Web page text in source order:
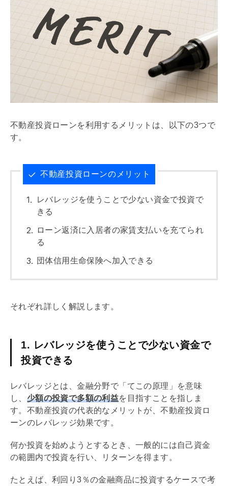
不動産投資ローンを利用するメリットは、以下の3つで
す。
不動産投資ローンのメリット
レバレッジを使うことで少ない資金で投資で
きる
ローン返済に入居者の家賃支払いを充てられ
る
団体信用生命保険へ加入できる
それぞれ詳しく解説します。
1. レバレッジを使うことで少ない資金で
投資できる
レバレッジとは、金融分野で「てこの原理」を意味
し、 少額の投資で多額の利益を目指すことを指しま
す。不動産投資の代表的なメリットが、不動産投資ロ
ーンのレバレッジ効果です。
何か投資を始めようとするとき、一般的には自己資金
の範囲内で投資を行い、リターンを得ます。
たとえば、 利回り3％の金融商品に投資するケースで考